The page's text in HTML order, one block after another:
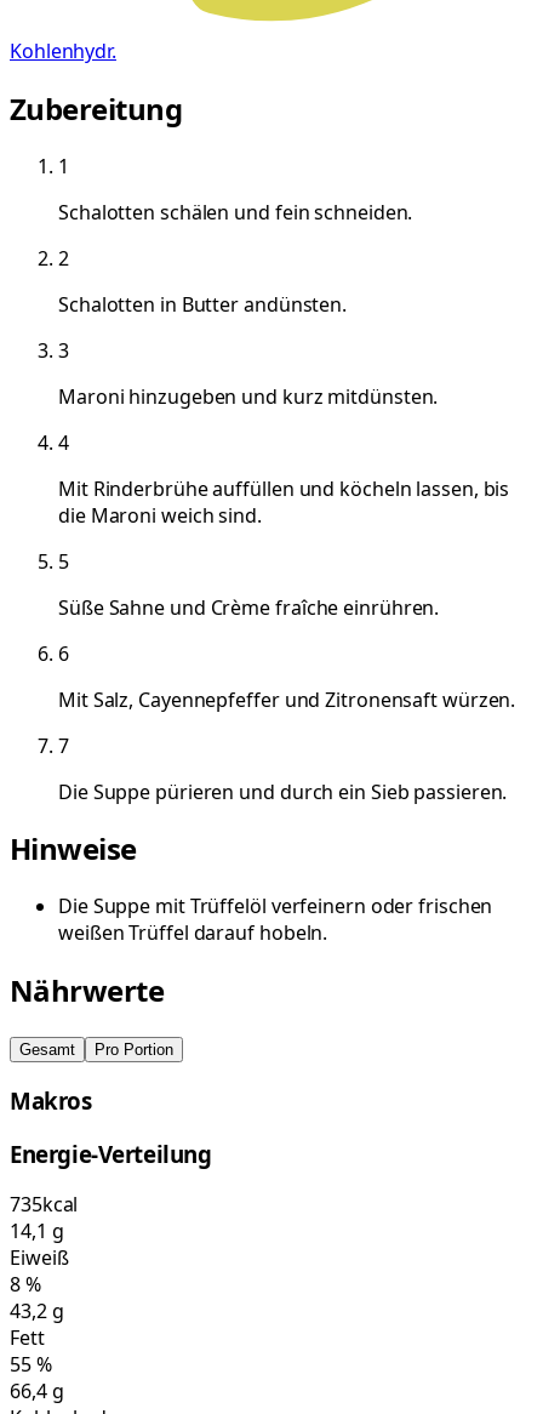
Kohlenhydr.
Zubereitung
1
Schalotten schälen und fein schneiden.
2
Schalotten in Butter andünsten.
3
Maroni hinzugeben und kurz mitdünsten.
4
Mit Rinderbrühe auffüllen und köcheln lassen, bis
die Maroni weich sind.
5
Süße Sahne und Crème fraîche einrühren.
6
Mit Salz, Cayennepfeffer und Zitronensaft würzen.
7
Die Suppe pürieren und durch ein Sieb passieren.
Hinweise
Die Suppe mit Trüffelöl verfeinern oder frischen
weißen Trüffel darauf hobeln.
Nährwerte
Gesamt Pro Portion
Makros
Energie-Verteilung
735kcal
14,1 g
Eiweiß
8%
43,2g
Fett
55%
66,4g